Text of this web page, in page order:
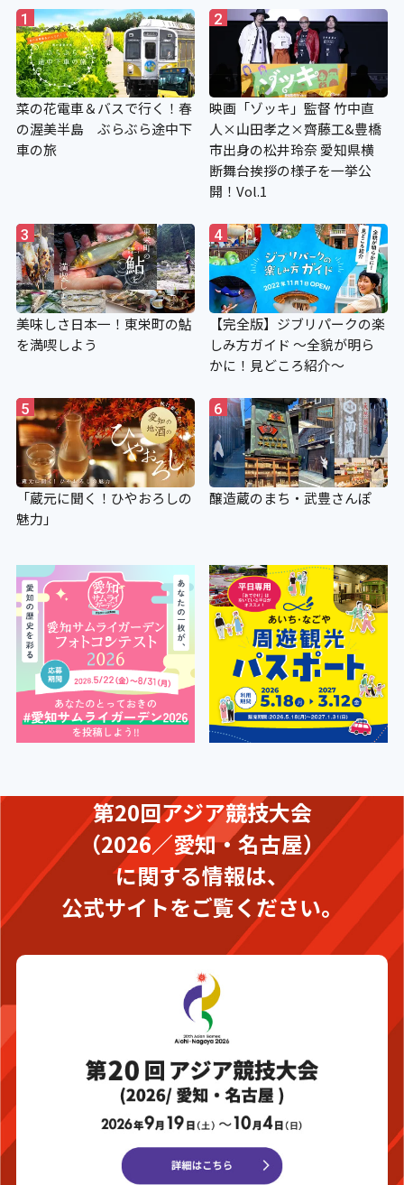
1
菜の花電車＆バスで行く！春
の渥美半島 ぶらぶら途中下
車の旅
2
映画「ゾッキ」監督 竹中直
人×山田孝之×齊藤工&豊橋
市出身の松井玲奈 愛知県横
断舞台挨拶の様子を一挙公
開！Vol.1
3
美味しさ日本一！東栄町の鮎
を満喫しよう
4
【完全版】ジブリパークの楽
しみ方ガイド ～全貌が明ら
かに！見どころ紹介～
5
「蔵元に聞く！ひやおろしの
魅力」
6
醸造蔵のまち・武豊さんぽ
第20回アジア競技大会
（2026／愛知・名古屋）
に関する情報は、
公式サイトをご覧ください。